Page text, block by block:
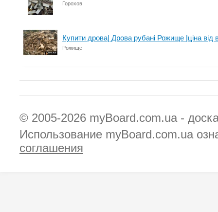
Горохов
Купити дрова| Дрова рубані Рожище |ціна від
Рожище
© 2005-2026 myBoard.com.ua -
Использование myBoard.com.ua
соглашения